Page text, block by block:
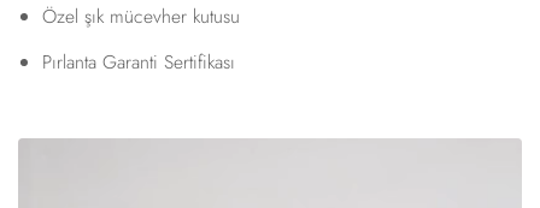
Özel şık mücevher kutusu
Pırlanta Garanti Sertifikası